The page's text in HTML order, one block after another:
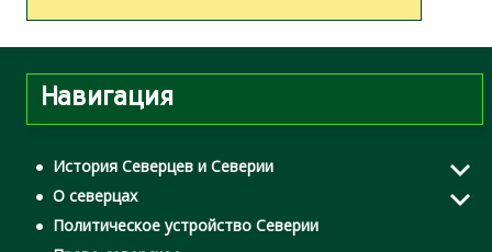
г
а
ц
Навигация
История Северцев и Северии
О северцах
Политическое устройство Северии